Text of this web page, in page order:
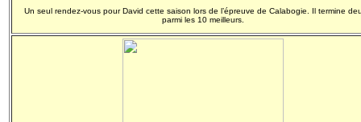
Un seul rendez-vous pour David cette saison lors de l’épreuve de Calabogie. Il termine
parmi les 10 meilleurs.